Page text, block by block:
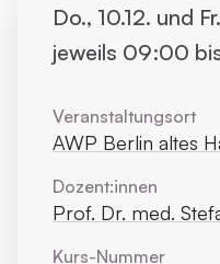
Do., 10.12. und
jeweils 09:00
Veranstaltungsort
AWP Berlin altes
Dozent:innen
Prof. Dr. med.
Kurs-Nummer